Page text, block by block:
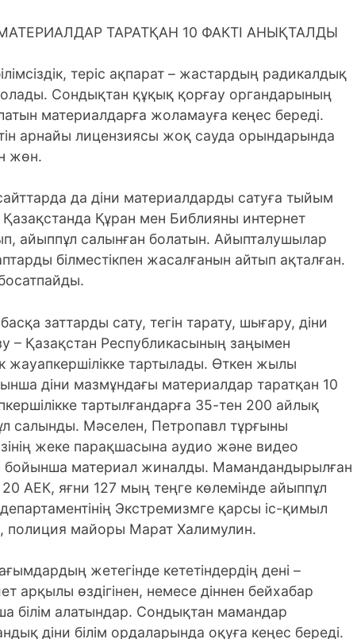
ТАРАТҚАН 10 ФАКТІ АНЫҚТАЛДЫ
теріс ақпарат – жастардың радикалдық
Сондықтан құқық қорғау органдарының
материалдарға жоламауға кеңес береді.
арнайы лицензиясы жоқ сауда орындарында
жөн.
да діни материалдарды сатуға тыйым
Құран мен Библияны интернет
айыппұл салынған болатын. Айыпталушылар
білместікпен жасалғанын айтып ақталған.
заттарды сату, тегін тарату, шығару, діни
– Қазақстан Республикасының заңымен
жауапкершілікке тартылады. Өткен жылы
діни мазмұндағы материалдар таратқан 10
тартылғандарға 35-тен 200 айлық
салынды. Мәселен, Петропавл тұрғыны
жеке парақшасына аудио және видео
бойынша материал жиналды. Мамандандырылған
20 АЕК, яғни 127 мың теңге көлемінде айыппұл
Экстремизмге қарсы іс-қимыл
полиция майоры Марат Халимулин.
жетегінде кететіндердің дені –
арқылы өздігінен, немесе діннен бейхабар
білім алатындар. Сондықтан мамандар
діни білім ордаларында оқуға кеңес береді.